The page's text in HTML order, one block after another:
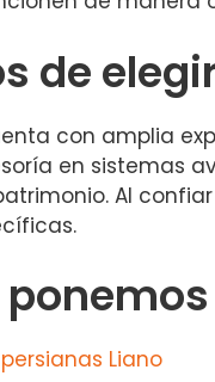
de
con amplia
en sistemas
Al
Liano